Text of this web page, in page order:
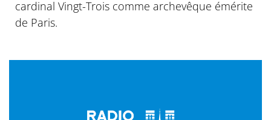
cardinal Vingt-Trois comme archevêque émérite
de Paris.